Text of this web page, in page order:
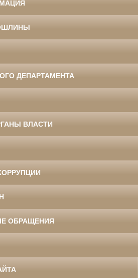
ДЕПАРТАМЕНТА
ВЛАСТИ
ОБРАЩЕНИЯ